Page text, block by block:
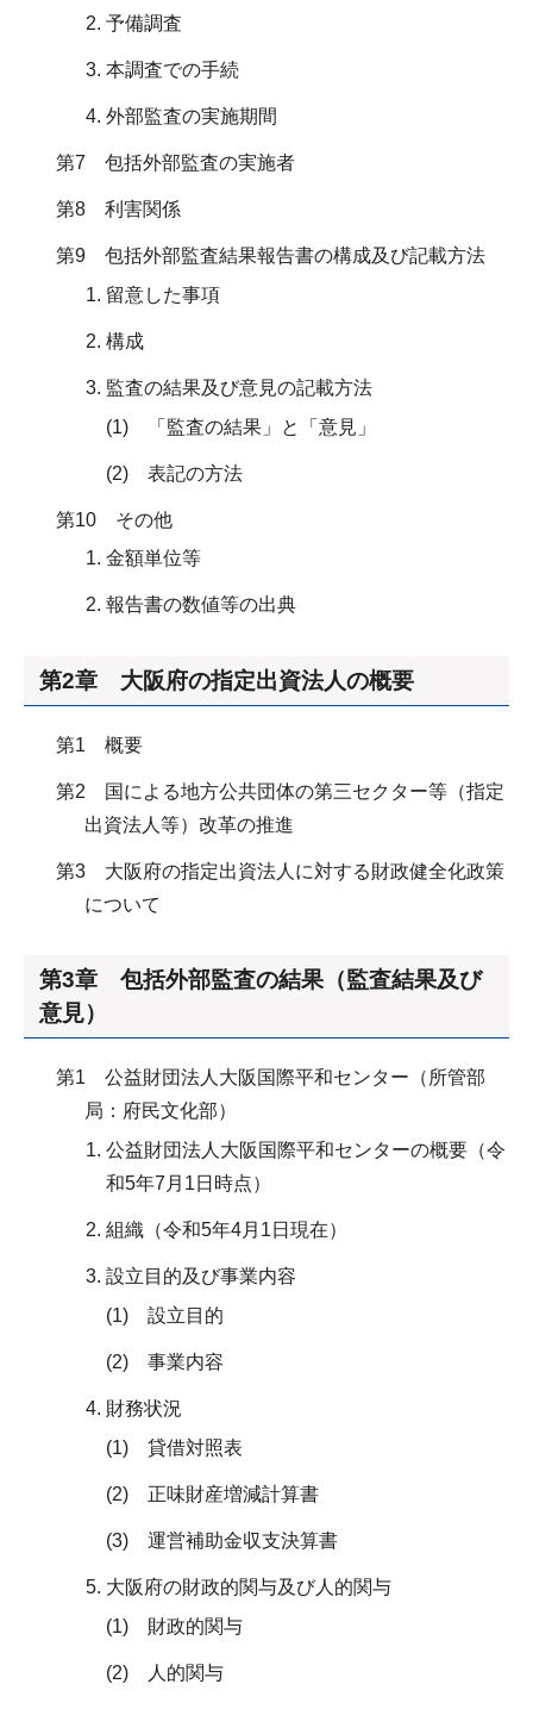
予備調査
本調査での手続
外部監査の実施期間
第7 包括外部監査の実施者
第8 利害関係
第9 包括外部監査結果報告書の構成及び記載方法
留意した事項
構成
監査の結果及び意見の記載方法
(1) 「監査の結果」と「意見」
(2) 表記の方法
第10 その他
金額単位等
報告書の数値等の出典
第2章 大阪府の指定出資法人の概要
第1 概要
第2 国による地方公共団体の第三セクター等（指定
出資法人等）改革の推進
第3 大阪府の指定出資法人に対する財政健全化政策
について
第3章 包括外部監査の結果（監査結果及び
意見）
第1 公益財団法人大阪国際平和センター（所管部
局：府民文化部）
公益財団法人大阪国際平和センターの概要（令
和5年7月1日時点）
組織（令和5年4月1日現在）
設立目的及び事業内容
(1) 設立目的
(2) 事業内容
財務状況
(1) 貸借対照表
(2) 正味財産増減計算書
(3) 運営補助金収支決算書
大阪府の財政的関与及び人的関与
(1) 財政的関与
(2) 人的関与